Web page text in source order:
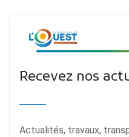
Recevez nos
Actualités, travaux,